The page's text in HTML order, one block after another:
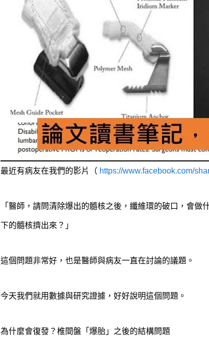
最近有病友在我們的影片（ https://www.facebook.com/
「醫師，請問清除爆出的髓核之後，纖維環的破口，會
下的髓核擠出來？」
這個問題非常好，也是醫師與病友一直在討論的議題。
今天我們就用數據與研究證據，好好說明這個問題。
為什麼會復發？椎間盤「爆胎」之後的結構問題